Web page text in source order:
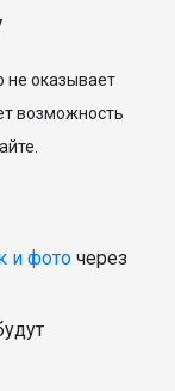
не оказывает
возможность
и фото через